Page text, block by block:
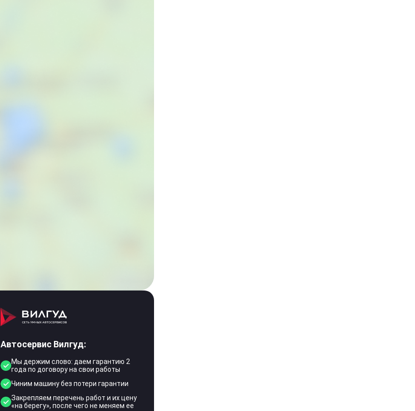
Автосервис Вилгуд:
Мы держим слово: даем гарантию 2
года по договору на свои работы
Чиним машину без потери гарантии
Закрепляем перечень работ и их цену
«на берегу», после чего не меняем ее